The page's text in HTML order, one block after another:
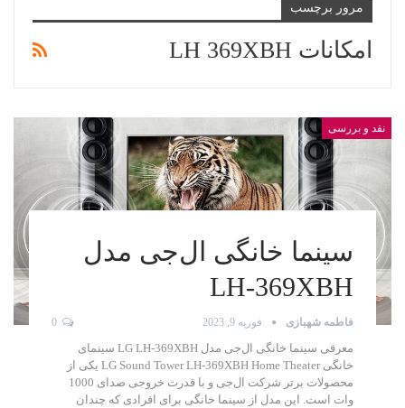
مرور برچسب
امکانات LH 369XBH
نقد و بررسی
سینما خانگی ال‌جی مدل
LH-369XBH
فاطمه شهبازی فوریه 9, 2023 0
معرفی سینما خانگی ال‌جی مدل LG LH-369XBH سینمای
خانگی LG Sound Tower LH-369XBH Home Theater یکی از
محصولات برتر شرکت ال‌جی و با قدرت خروجی صدای 1000
وات است. این مدل از سینما خانگی برای افرادی که چندان